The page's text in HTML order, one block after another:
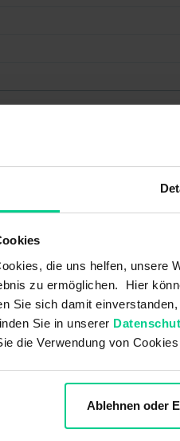
die uns helfen, unsere
zu ermöglichen. Hier
Sie sich damit
Sie in unserer
die Verwendung von
Ablehnen oder